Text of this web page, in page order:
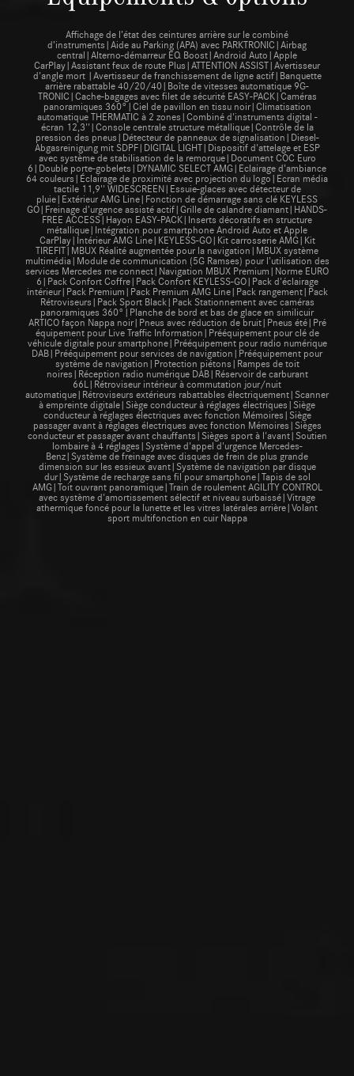
Affichage de l’état des ceintures arrière sur le combiné
d’instruments|Aide au Parking (APA) avec PARKTRONIC|Airbag
central|Alterno-démarreur EQ Boost|Android Auto|Apple
CarPlay|Assistant feux de route Plus|ATTENTION ASSIST|Avertisseur
d'angle mort |Avertisseur de franchissement de ligne actif|Banquette
arrière rabattable 40/20/40|Boîte de vitesses automatique 9G-
TRONIC|Cache-bagages avec filet de sécurité EASY-PACK|Caméras
panoramiques 360°|Ciel de pavillon en tissu noir|Climatisation
automatique THERMATIC à 2 zones|Combiné d'instruments digital -
écran 12,3''|Console centrale structure métallique|Contrôle de la
pression des pneus|Détecteur de panneaux de signalisation|Diesel-
Abgasreinigung mit SDPF|DIGITAL LIGHT|Dispositif d'attelage et ESP
avec système de stabilisation de la remorque|Document COC Euro
6|Double porte-gobelets|DYNAMIC SELECT AMG|Eclairage d’ambiance
64 couleurs|Éclairage de proximité avec projection du logo|Ecran média
tactile 11,9'' WIDESCREEN|Essuie-glaces avec détecteur de
pluie|Extérieur AMG Line|Fonction de démarrage sans clé KEYLESS
GO|Freinage d’urgence assisté actif|Grille de calandre diamant|HANDS-
FREE ACCESS|Hayon EASY-PACK|Inserts décoratifs en structure
métallique|Intégration pour smartphone Android Auto et Apple
CarPlay|Intérieur AMG Line|KEYLESS-GO|Kit carrosserie AMG|Kit
TIREFIT|MBUX Réalité augmentée pour la navigation|MBUX système
multimédia|Module de communication (5G Ramses) pour l’utilisation des
services Mercedes me connect|Navigation MBUX Premium|Norme EURO
6|Pack Confort Coffre|Pack Confort KEYLESS-GO|Pack d'éclairage
intérieur|Pack Premium|Pack Premium AMG Line|Pack rangement|Pack
Rétroviseurs|Pack Sport Black|Pack Stationnement avec caméras
panoramiques 360°|Planche de bord et bas de glace en similicuir
ARTICO façon Nappa noir|Pneus avec réduction de bruit|Pneus été|Pré
équipement pour Live Traffic Information|Prééquipement pour clé de
véhicule digitale pour smartphone|Prééquipement pour radio numérique
DAB|Prééquipement pour services de navigation|Prééquipement pour
système de navigation|Protection piétons|Rampes de toit
noires|Réception radio numérique DAB|Réservoir de carburant
66L|Rétroviseur intérieur à commutation jour/nuit
automatique|Rétroviseurs extérieurs rabattables électriquement|Scanner
à empreinte digitale|Siège conducteur à réglages électriques|Siège
conducteur à réglages électriques avec fonction Mémoires|Siège
passager avant à réglages électriques avec fonction Mémoires|Sièges
conducteur et passager avant chauffants|Sièges sport à l'avant|Soutien
lombaire à 4 réglages|Système d'appel d'urgence Mercedes-
Benz|Système de freinage avec disques de frein de plus grande
dimension sur les essieux avant|Système de navigation par disque
dur|Système de recharge sans fil pour smartphone|Tapis de sol
AMG|Toit ouvrant panoramique|Train de roulement AGILITY CONTROL
avec système d'amortissement sélectif et niveau surbaissé|Vitrage
athermique foncé pour la lunette et les vitres latérales arrière|Volant
sport multifonction en cuir Nappa